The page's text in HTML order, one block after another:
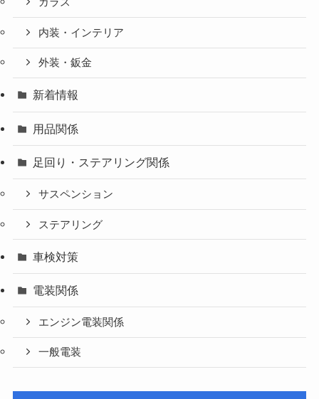
内装・インテリア
外装・鈑金
新着情報
用品関係
足回り・ステアリング関係
サスペンション
ステアリング
車検対策
電装関係
エンジン電装関係
一般電装